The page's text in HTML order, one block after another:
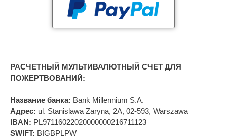
РАСЧЕТНЫЙ МУЛЬТИВАЛЮТНЫЙ СЧЕТ ДЛЯ
ПОЖЕРТВОВАНИЙ:
Название банка: Bank Millennium S.A.
Адрес: ul. Stanislawa Zaryna, 2A, 02-593, Warszawa
IBAN: PL97116022020000000216711123
SWIFT: BIGBPLPW